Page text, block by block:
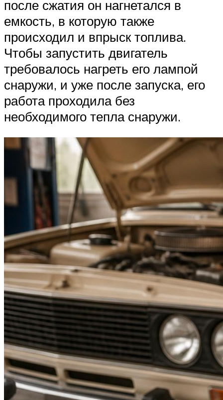
после сжатия он нагнетался в
емкость, в которую также
происходил и впрыск топлива.
Чтобы запустить двигатель
требовалось нагреть его лампой
снаружи, и уже после запуска, его
работа проходила без
необходимого тепла снаружи.